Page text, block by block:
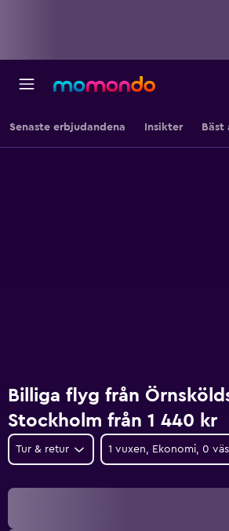
Senaste erbjudandena Insikter
Billiga flyg från
Stockholm från 1 440 kr
Tur & retur 1 vuxen, Ekonomi, 0